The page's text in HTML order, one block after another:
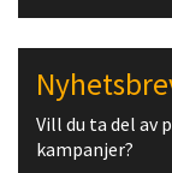
Vill du ta del av
kampanjer?